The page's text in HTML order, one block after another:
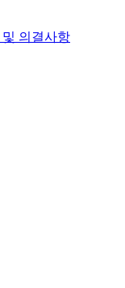
의결사항